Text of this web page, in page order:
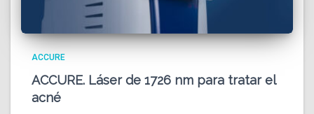
ACCURE
ACCURE. Láser de 1726 nm para tratar el
acné